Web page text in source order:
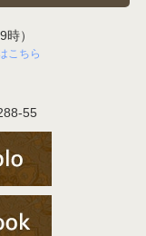
）
こちら
55